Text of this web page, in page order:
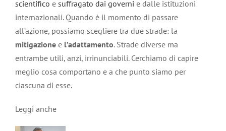
scientifico e suffragato dai governi e dalle istituzioni
internazionali. Quando è il momento di passare
all’azione, possiamo scegliere tra due strade: la
mitigazione e l’adattamento. Strade diverse ma
entrambe utili, anzi, irrinunciabili. Cerchiamo di capire
meglio cosa comportano e a che punto siamo per
ciascuna di esse.
Leggi anche